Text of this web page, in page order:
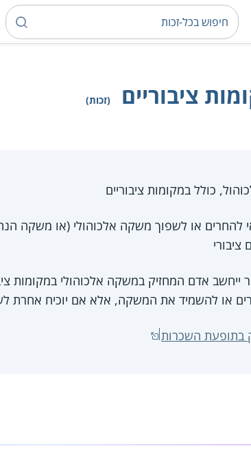
ציבוריים
(זכות)
כולל במקומות ציבוריים
להחרים או לשפוך משקה אלכוהולי (או משקה
9 בערב ל-6 בבוקר ייחשב אדם המחזיק במשקה אלכוהולי
או להשמיד את המשקה, אלא אם יוכיח אחרת
בתופעת השכרות